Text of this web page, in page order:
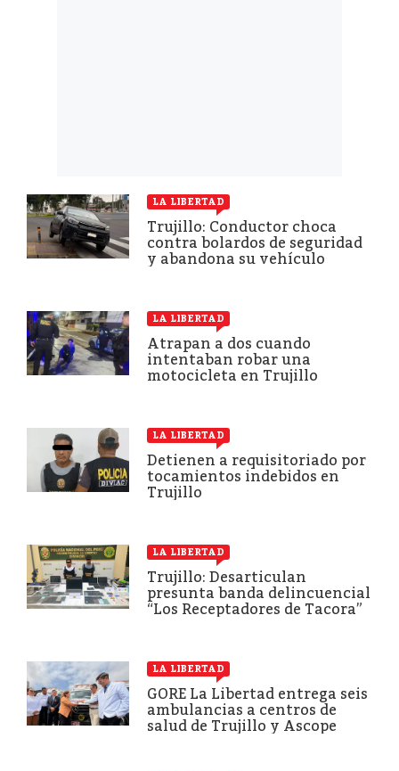
LA LIBERTAD
Trujillo: Conductor choca
contra bolardos de seguridad
y abandona su vehículo
LA LIBERTAD
Atrapan a dos cuando
intentaban robar una
motocicleta en Trujillo
LA LIBERTAD
Detienen a requisitoriado por
tocamientos indebidos en
Trujillo
LA LIBERTAD
Trujillo: Desarticulan
presunta banda delincuencial
“Los Receptadores de Tacora”
LA LIBERTAD
GORE La Libertad entrega seis
ambulancias a centros de
salud de Trujillo y Ascope